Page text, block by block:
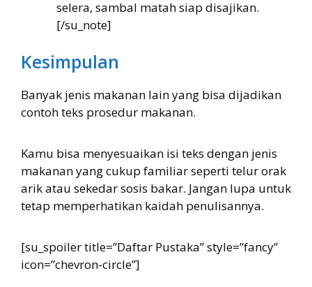
selera, sambal matah siap disajikan.
[/su_note]
Kesimpulan
Banyak jenis makanan lain yang bisa dijadikan
contoh teks prosedur makanan.
Kamu bisa menyesuaikan isi teks dengan jenis
makanan yang cukup familiar seperti telur orak
arik atau sekedar sosis bakar. Jangan lupa untuk
tetap memperhatikan kaidah penulisannya.
[su_spoiler title=”Daftar Pustaka” style=”fancy”
icon=”chevron-circle”]